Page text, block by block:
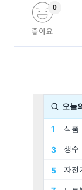
좋아요
0